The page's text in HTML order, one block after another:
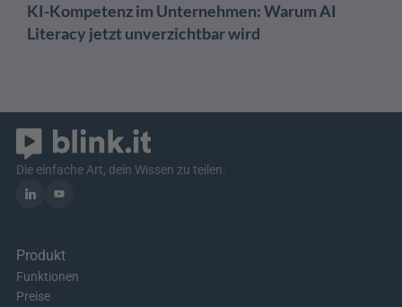
KI-Kompetenz im Unternehmen: Warum AI
Literacy jetzt unverzichtbar wird
Die einfache Art, dein Wissen zu teilen.
Produkt
Funktionen
Preise